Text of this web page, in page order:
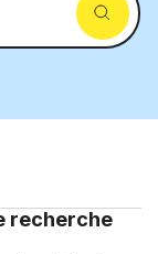
recherche